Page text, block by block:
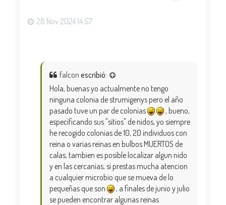
28 Nov 2024 14:57
falcon escribió:
Hola, buenas yo actualmente no tengo
ninguna colonia de strumigenys pero el año
pasado tuve un par de colonias
, bueno,
especificando sus "sitios" de nidos, yo siempre
he recogido colonias de 10, 20 individuos con
reina o varias reinas en bulbos MUERTOS de
calas, tambien es posible localizar algun nido
y en las cercanias, si prestas mucha atencion
a cualquier microbio que se mueva de lo
pequeñas que son
, a finales de junio y julio
se pueden encontrar algunas reinas